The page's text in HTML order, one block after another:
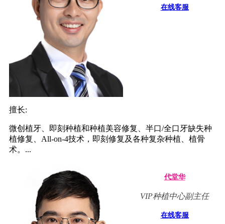
在线客服
擅长:
微创植牙、即刻种植和种植美容修复、半口/全口牙缺失种
植修复、All-on-4技术，即刻修复及各种复杂种植、植骨
术。...
代堂华
VIP种植中心副主任
在线客服